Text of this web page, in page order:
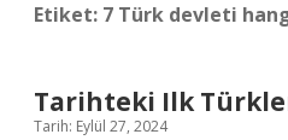
Etiket: 7 Türk devleti
Tarihteki Ilk
Tarih: Eylül 27, 2024